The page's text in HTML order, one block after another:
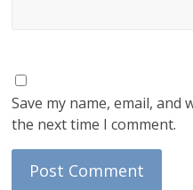
Save my name, email,
the next time I comment.